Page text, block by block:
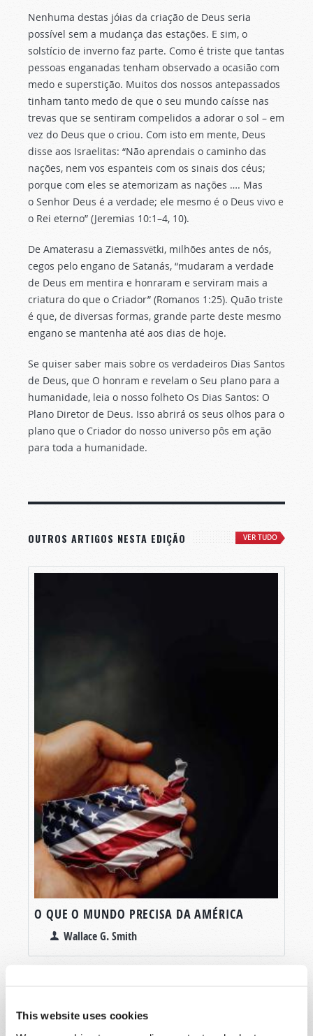
This website uses cookies
Nenhuma destas jóias da criação de Deus seria
possível sem a mudança das estações. E sim, o
solstício de inverno faz parte. Como é triste que tantas
pessoas enganadas tenham observado a ocasião com
medo e superstição. Muitos dos nossos antepassados ​​
tinham tanto medo de que o seu mundo caísse nas
trevas que se sentiram compelidos a adorar o sol – em
vez do Deus que o criou. Com isto em mente, Deus
disse aos Israelitas: “Não aprendais o caminho das
nações, nem vos espanteis com os sinais dos céus;
porque com eles se atemorizam as nações …. Mas
o Senhor Deus é a verdade; ele mesmo é o Deus vivo e
o Rei eterno” (Jeremias 10:1–4, 10).
De Amaterasu a Ziemassvētki, milhões antes de nós,
cegos pelo engano de Satanás, “mudaram a verdade
de Deus em mentira e honraram e serviram mais a
criatura do que o Criador” (Romanos 1:25). Quão triste
é que, de diversas formas, grande parte deste mesmo
engano se mantenha até aos dias de hoje.
Se quiser saber mais sobre os verdadeiros Dias Santos
de Deus, que O honram e revelam o Seu plano para a
humanidade, leia o nosso folheto Os Dias Santos: O
Plano Diretor de Deus. Isso abrirá os seus olhos para o
plano que o Criador do nosso universo pôs em ação
para toda a humanidade.
OUTROS ARTIGOS NESTA EDIÇÃO VER TUDO
O QUE O MUNDO PRECISA DA AMÉRICA
Wallace G. Smith